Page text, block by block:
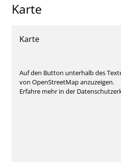
Karte
Karte
Auf den Button unterhalb des
von OpenStreetMap anzuzeigen.
Erfahre mehr in der